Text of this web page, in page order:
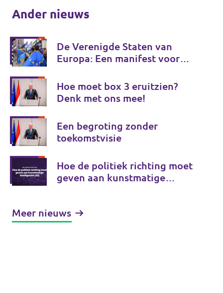
Ander nieuws
De Verenigde Staten van
Europa: Een manifest voor
Hoe moet box 3 eruitzien?
Denk met ons mee!
Een begroting zonder
toekomstvisie
Hoe de politiek richting moet
geven aan kunstmatige
Meer nieuws